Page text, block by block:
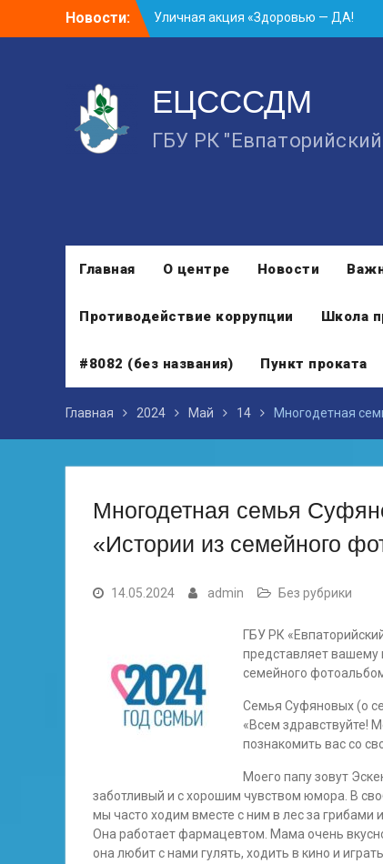
Новости:
Занятие в рамках школы молодожёнов
прошло в Евпатории
Уличная акция «Здоровью — ДА!
Наркотикам — НЕТ!»
ЕЦСССДМ
ГБУ РК
Главная О центре Новости
Противодействие коррупции Школа
#8082 (без названия) Пункт проката
Главная 2024 Май 14 Многодетная
Многодетная семья
«Истории из семейного
14.05.2024 admin Без рубрики
ГБУ РК
представляет вашему
семейного
Семья Суфяновых (о
«Всем здравствуйте!
познакомить вас со
Моего папу зовут
заботливый и с хорошим чувством юмора. В
мы часто ходим вместе с ним в лес за грибами
Она работает фармацевтом. Мама очень
она любит с нами гулять, ходить в кино и